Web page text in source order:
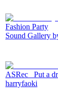
Fashion Party
Sound Gallery
ASRec_ Put a
harryfaoki